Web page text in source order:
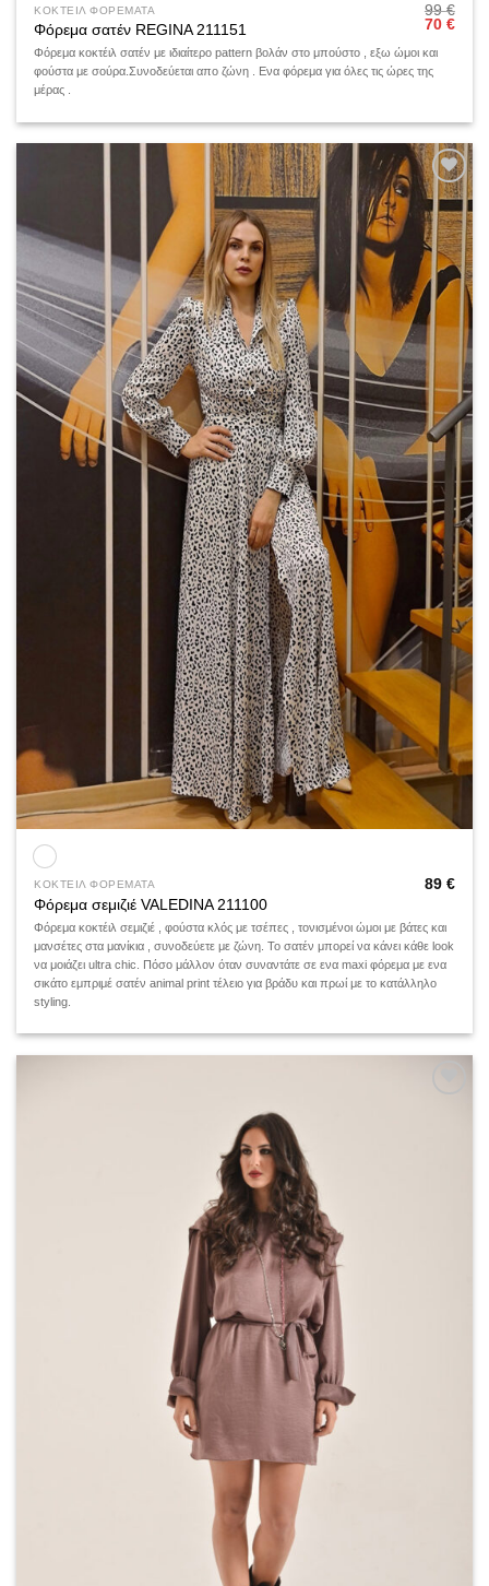
ΚΟΚΤΕΙΛ ΦΟΡΕΜΑΤΑ
Φόρεμα σατέν REGINA 211151
99€
Original
was:
99 €.
70 €Η
Φόρεμα κοκτέιλ σατέν με ιδιαίτερο pattern βολάν στο μπούστο , εξω ώμοι και
φούστα με σούρα.Συνοδεύεται απο ζώνη . Ενα φόρεμα για όλες τις ώρες της
μέρας .
Add to
wishlist
ΚΟΚΤΕΙΛ ΦΟΡΕΜΑΤΑ
Φόρεμα σεμιζιέ VALEDINA 211100
89 €
Φόρεμα κοκτέιλ σεμιζιέ , φούστα κλός με τσέπες , τονισμένοι ώμοι με βάτες και
μανσέτες στα μανίκια , συνοδεύετε με ζώνη. Το σατέν μπορεί να κάνει κάθε look
να μοιάζει ultra chic. Πόσο μάλλον όταν συναντάτε σε ενα maxi φόρεμα με ενα
σικάτο εμπριμέ σατέν animal print τέλειο για βράδυ και πρωί με το κατάλληλο
styling.